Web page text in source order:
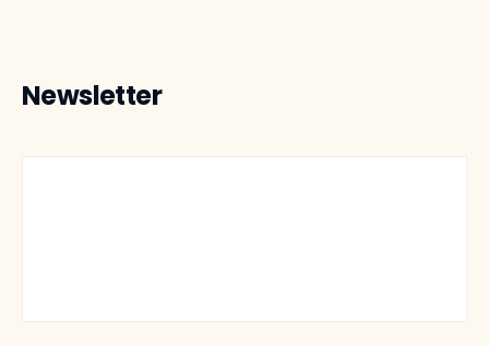
Newsletter